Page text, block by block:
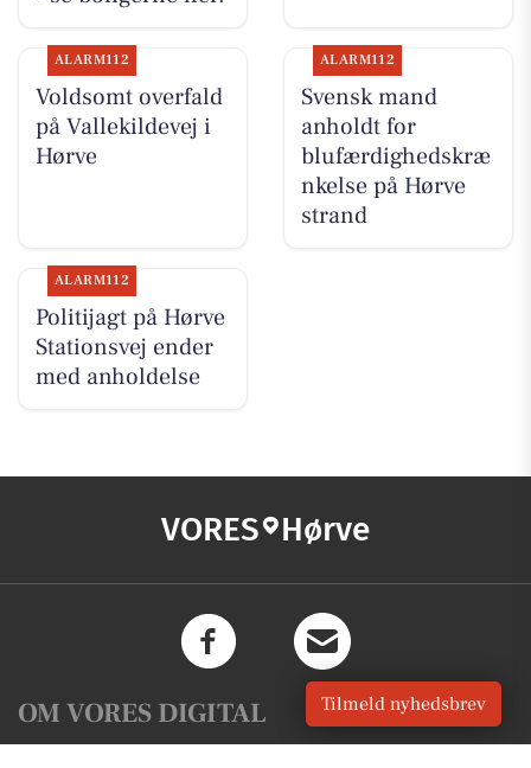
ALARM112
Voldsomt overfald
på Vallekildevej i
Hørve
ALARM112
Svensk mand
anholdt for
blufærdighedskræ
nkelse på Hørve
strand
ALARM112
Politijagt på Hørve
Stationsvej ender
med anholdelse
VORES Hørve
OM VORES DIGITAL Tilmeld nyhedsbrev